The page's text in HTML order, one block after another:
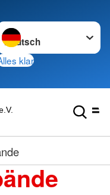
wechseln zu
klar